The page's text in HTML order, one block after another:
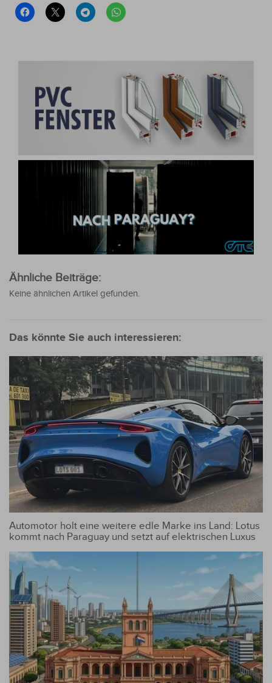
Ähnliche Beiträge:
Keine ähnlichen Artikel gefunden.
Das könnte Sie auch interessieren:
Automotor holt eine weitere edle Marke ins Land: Lotus
kommt nach Paraguay und setzt auf elektrischen Luxus